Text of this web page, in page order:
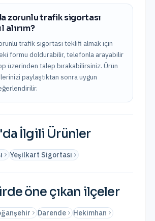
zorunlu trafik sigortası
alırım?
trafik sigortası teklifi almak için
formu doldurabilir, telefonla arayabilir
üzerinden talep bırakabilirsiniz. Ürün
paylaştıktan sonra uygun
'da İlgili Ürünler
Yeşilkart Sigortası
öne çıkan ilçeler
Darende Hekimhan